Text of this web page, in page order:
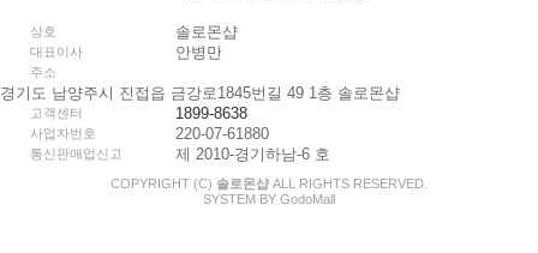
상호 솔로몬샵
대표이사 안병만
주소
경기도 남양주시 진접읍 금강로1845번길 49 1층 솔로몬샵
고객센터 1899-8638
사업자번호 220-07-61880
통신판매업신고 제 2010-경기하남-6 호
COPYRIGHT (C) 솔로몬샵 ALL RIGHTS RESERVED.
SYSTEM BY GodoMall